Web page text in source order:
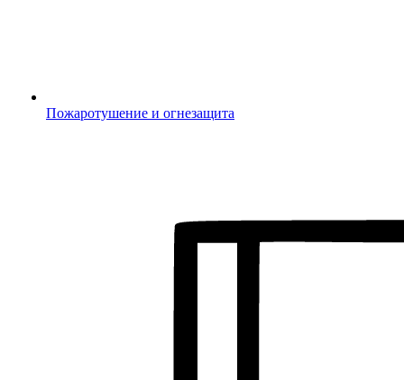
Пожаротушение и огнезащита